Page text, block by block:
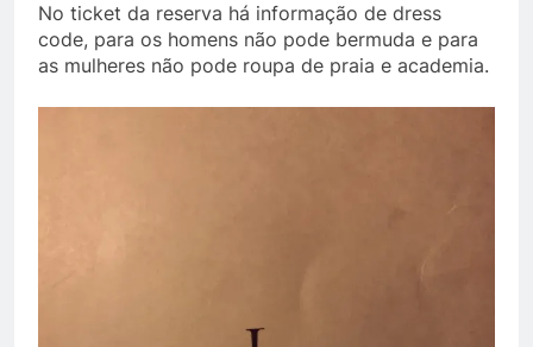
No ticket da reserva há informação de dress
code, para os homens não pode bermuda e para
as mulheres não pode roupa de praia e academia.